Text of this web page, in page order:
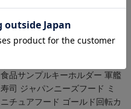
食品サンプルキーホルダー 軍艦
寿司 ジャパンニーズフード ミ
ニチュアフード ゴールド回転カ